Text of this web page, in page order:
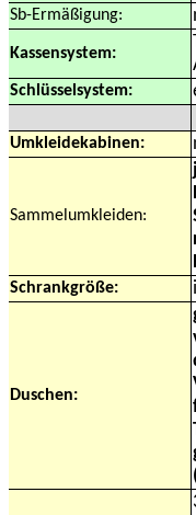
Sb-Ermäßigung:
Kassensystem:
Schlüsselsystem:
Umkleidekabinen:
Sammelumkleiden:
Schrankgröße:
Duschen: